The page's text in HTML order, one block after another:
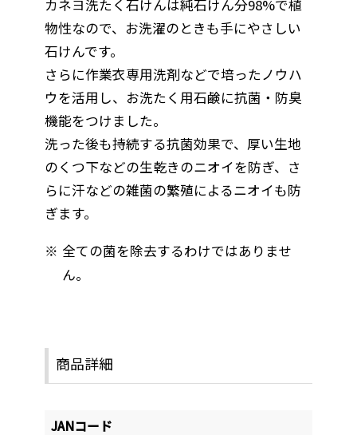
カネヨ洗たく石けんは純石けん分98%で植
物性なので、お洗濯のときも手にやさしい
石けんです。
さらに作業衣専用洗剤などで培ったノウハ
ウを活用し、お洗たく用石鹸に抗菌・防臭
機能をつけました。
洗った後も持続する抗菌効果で、厚い生地
のくつ下などの生乾きのニオイを防ぎ、さ
らに汗などの雑菌の繁殖によるニオイも防
ぎます。
全ての菌を除去するわけではありませ
ん。
商品詳細
JANコード